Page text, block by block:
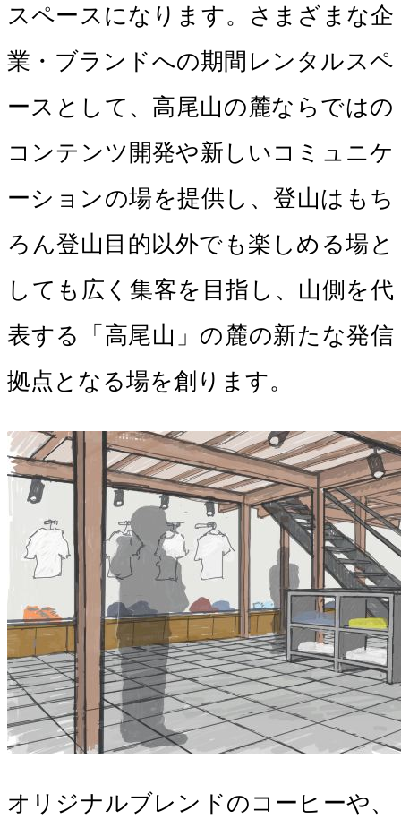
スペースになります。さまざまな企
業・ブランドへの期間レンタルスペ
ースとして、高尾山の麓ならではの
コンテンツ開発や新しいコミュニケ
ーションの場を提供し、登山はもち
ろん登山目的以外でも楽しめる場と
しても広く集客を目指し、山側を代
表する「高尾山」の麓の新たな発信
拠点となる場を創ります。
オリジナルブレンドのコーヒーや、